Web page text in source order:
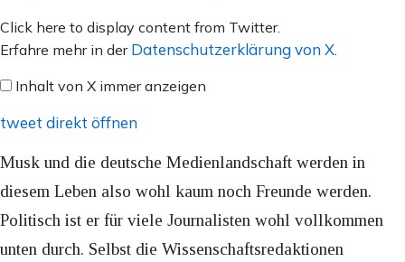
Inhalt
von
anzeigen
Click here to display content from Twitter.
Erfahre mehr in der Datenschutzerklärung von X
Inhalt von X immer anzeigen
tweet direkt öffnen
Musk und die deutsche Medienlandschaft werden in
diesem Leben also wohl kaum noch Freunde werden.
Politisch ist er für viele Journalisten wohl vollkommen
unten durch. Selbst die Wissenschaftsredaktionen